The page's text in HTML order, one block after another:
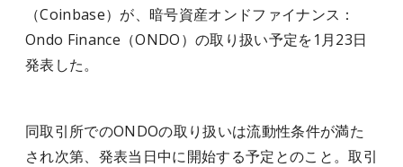
（Coinbase）が、暗号資産オンドファイナンス：
Ondo Finance（ONDO）の取り扱い予定を1月23日
発表した。
同取引所でのONDOの取り扱いは流動性条件が満た
され次第、発表当日中に開始する予定とのこと。取引